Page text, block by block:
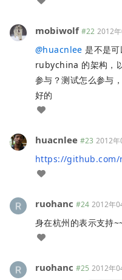
mobiwolf #22 2012
@huacnlee 是不是
rubychina 的架构，
参与？测试怎么参与
好的
huacnlee #23 2012年
https://github.com/
ruohanc #24 2012年
身在杭州的表示支持
ruohanc #25 2012年